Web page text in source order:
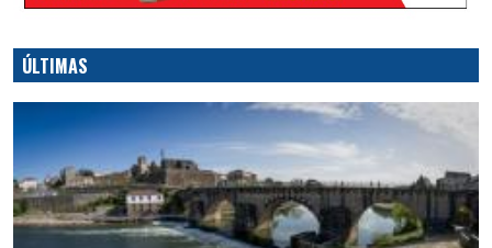
ÚLTIMAS